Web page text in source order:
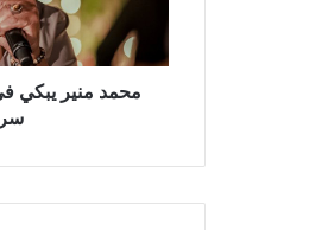
سر
محمد منير يبكي
سر